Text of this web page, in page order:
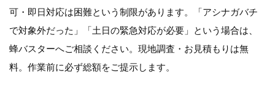
可・即日対応は困難という制限があります。「アシナガバチ
で対象外だった」「土日の緊急対応が必要」という場合は、
蜂バスターへご相談ください。現地調査・お見積もりは無
料。作業前に必ず総額をご提示します。